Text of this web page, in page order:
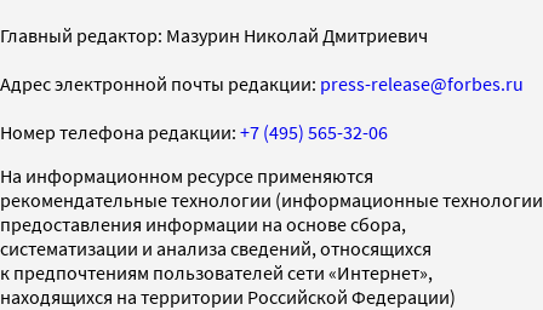
Главный редактор: Мазурин Николай Дмитриевич
Адрес электронной почты редакции: press-release@forbes.ru
Номер телефона редакции: +7 (495) 565-32-06
На информационном ресурсе применяются
рекомендательные технологии (информационные технологии
предоставления информации на основе сбора,
систематизации и анализа сведений, относящихся
к предпочтениям пользователей сети «Интернет»,
находящихся на территории Российской Федерации)